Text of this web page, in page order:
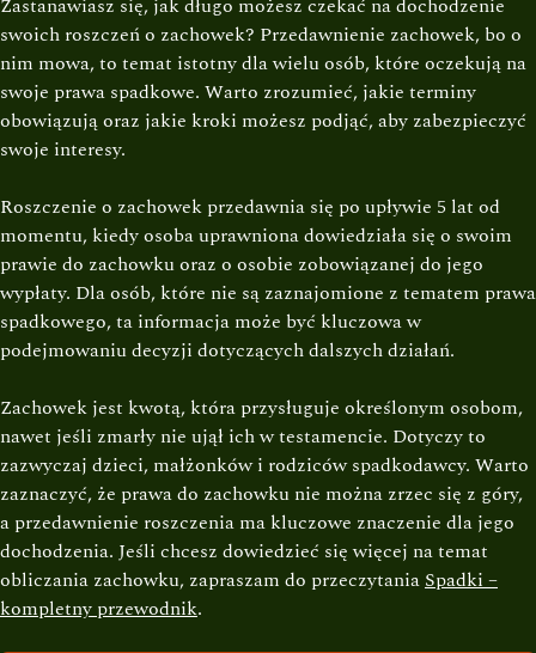
Zastanawiasz się, jak długo możesz czekać na dochodzenie
swoich roszczeń o zachowek? Przedawnienie zachowek, bo o
nim mowa, to temat istotny dla wielu osób, które oczekują na
swoje prawa spadkowe. Warto zrozumieć, jakie terminy
obowiązują oraz jakie kroki możesz podjąć, aby zabezpieczyć
swoje interesy.
Roszczenie o zachowek przedawnia się po upływie 5 lat od
momentu, kiedy osoba uprawniona dowiedziała się o swoim
prawie do zachowku oraz o osobie zobowiązanej do jego
wypłaty. Dla osób, które nie są zaznajomione z tematem prawa
spadkowego, ta informacja może być kluczowa w
podejmowaniu decyzji dotyczących dalszych działań.
Zachowek jest kwotą, która przysługuje określonym osobom,
nawet jeśli zmarły nie ujął ich w testamencie. Dotyczy to
zazwyczaj dzieci, małżonków i rodziców spadkodawcy. Warto
zaznaczyć, że prawa do zachowku nie można zrzec się z góry,
a przedawnienie roszczenia ma kluczowe znaczenie dla jego
dochodzenia. Jeśli chcesz dowiedzieć się więcej na temat
obliczania zachowku, zapraszam do przeczytaniaSpadki –
kompletny przewodnik.